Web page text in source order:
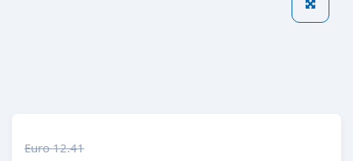
Euro 12.41